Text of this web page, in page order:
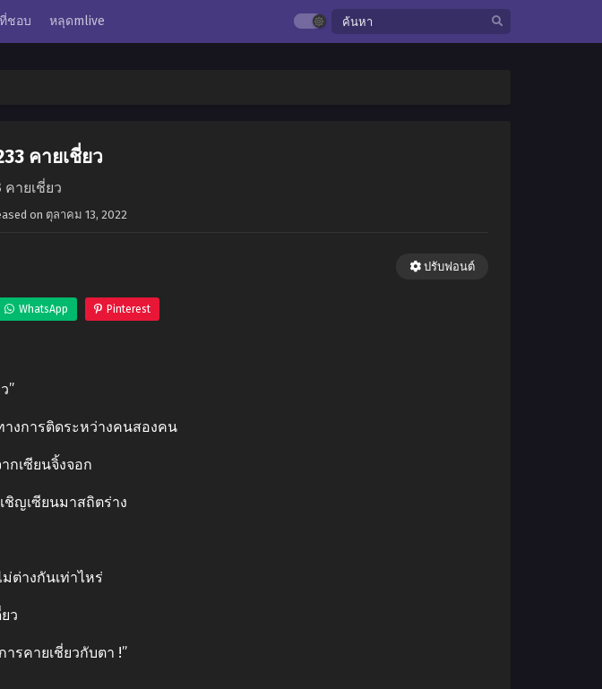
ชอบ หลุดmlive
คายเชี่ยว
คายเชี่ยว
on ตุลาคม 13, 2022
ปรับฟอนต์
WhatsApp Pinterest
”
างการติดระหว่างคนสองคน
กเซียนจิ้งจอก
ชิญเซียนมาสถิตร่าง
ต่างกันเท่าไหร่
ว
รคายเชี่ยวกับตา !”